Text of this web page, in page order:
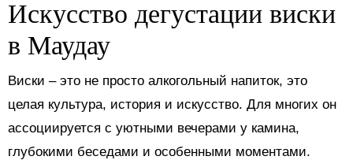
Искусство дегустации виски
в Маудау
Виски – это не просто алкогольный напиток, это
целая культура, история и искусство. Для многих он
ассоциируется с уютными вечерами у камина,
глубокими беседами и особенными моментами.